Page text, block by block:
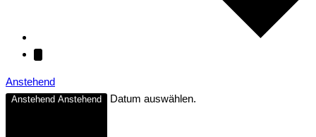
Anstehend
Anstehend Anstehend Datum auswählen.